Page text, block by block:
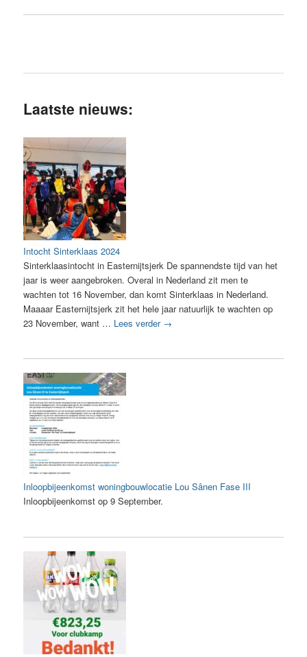
Laatste nieuws:
Intocht Sinterklaas 2024
Sinterklaasintocht in Easternijtsjerk De spannendste tijd van het
jaar is weer aangebroken. Overal in Nederland zit men te
wachten tot 16 November, dan komt Sinterklaas in Nederland.
Maaaar Easternijtsjerk zit het hele jaar natuurlijk te wachten op
23 November, want … Lees verder →
Inloopbijeenkomst woningbouwlocatie Lou Sânen Fase III
Inloopbijeenkomst op 9 September.